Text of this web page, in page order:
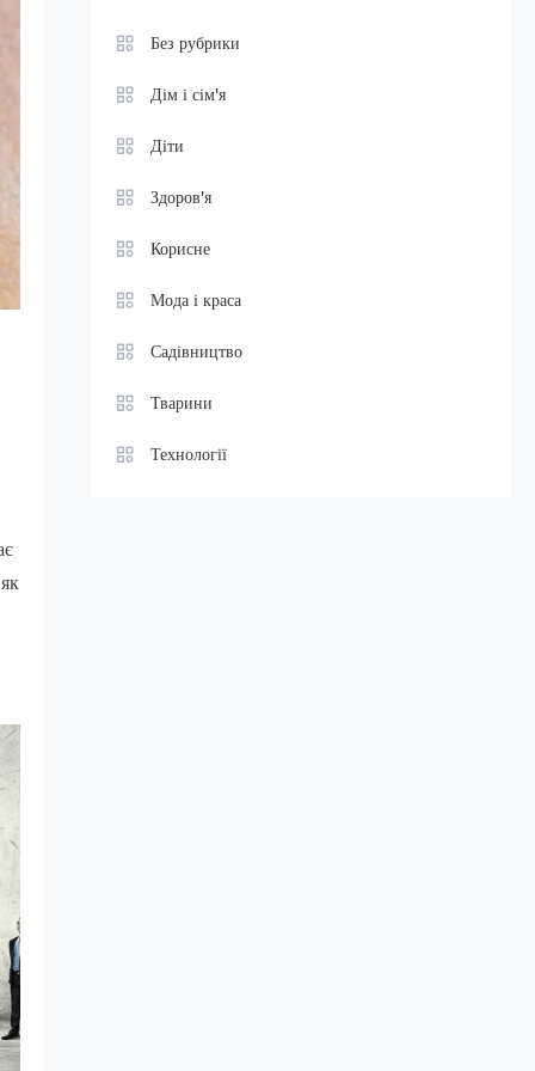
Без рубрики
Дім і сім'я
Діти
Здоров'я
Корисне
Мода і краса
Садівництво
Тварини
Технології